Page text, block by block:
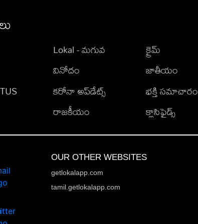
Lokal - మగువ
వినోదం
కరోనా అప్‌డేట్స్
రాజకీయం
క్రైమ్
జాతీయం
భక్తి సమాచారం
క్లాసిఫైడ్స్
OUR OTHER WEBSITES
getlokalapp.com
tamil.getlokalapp.com